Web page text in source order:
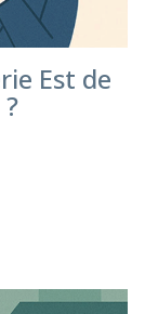
Est de